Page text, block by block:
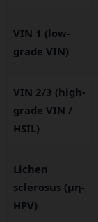
VIN 1 (low-
grade VIN)
VIN 2/3 (high-
grade VIN /
HSIL)
Lichen
sclerosus (μη-
HPV)